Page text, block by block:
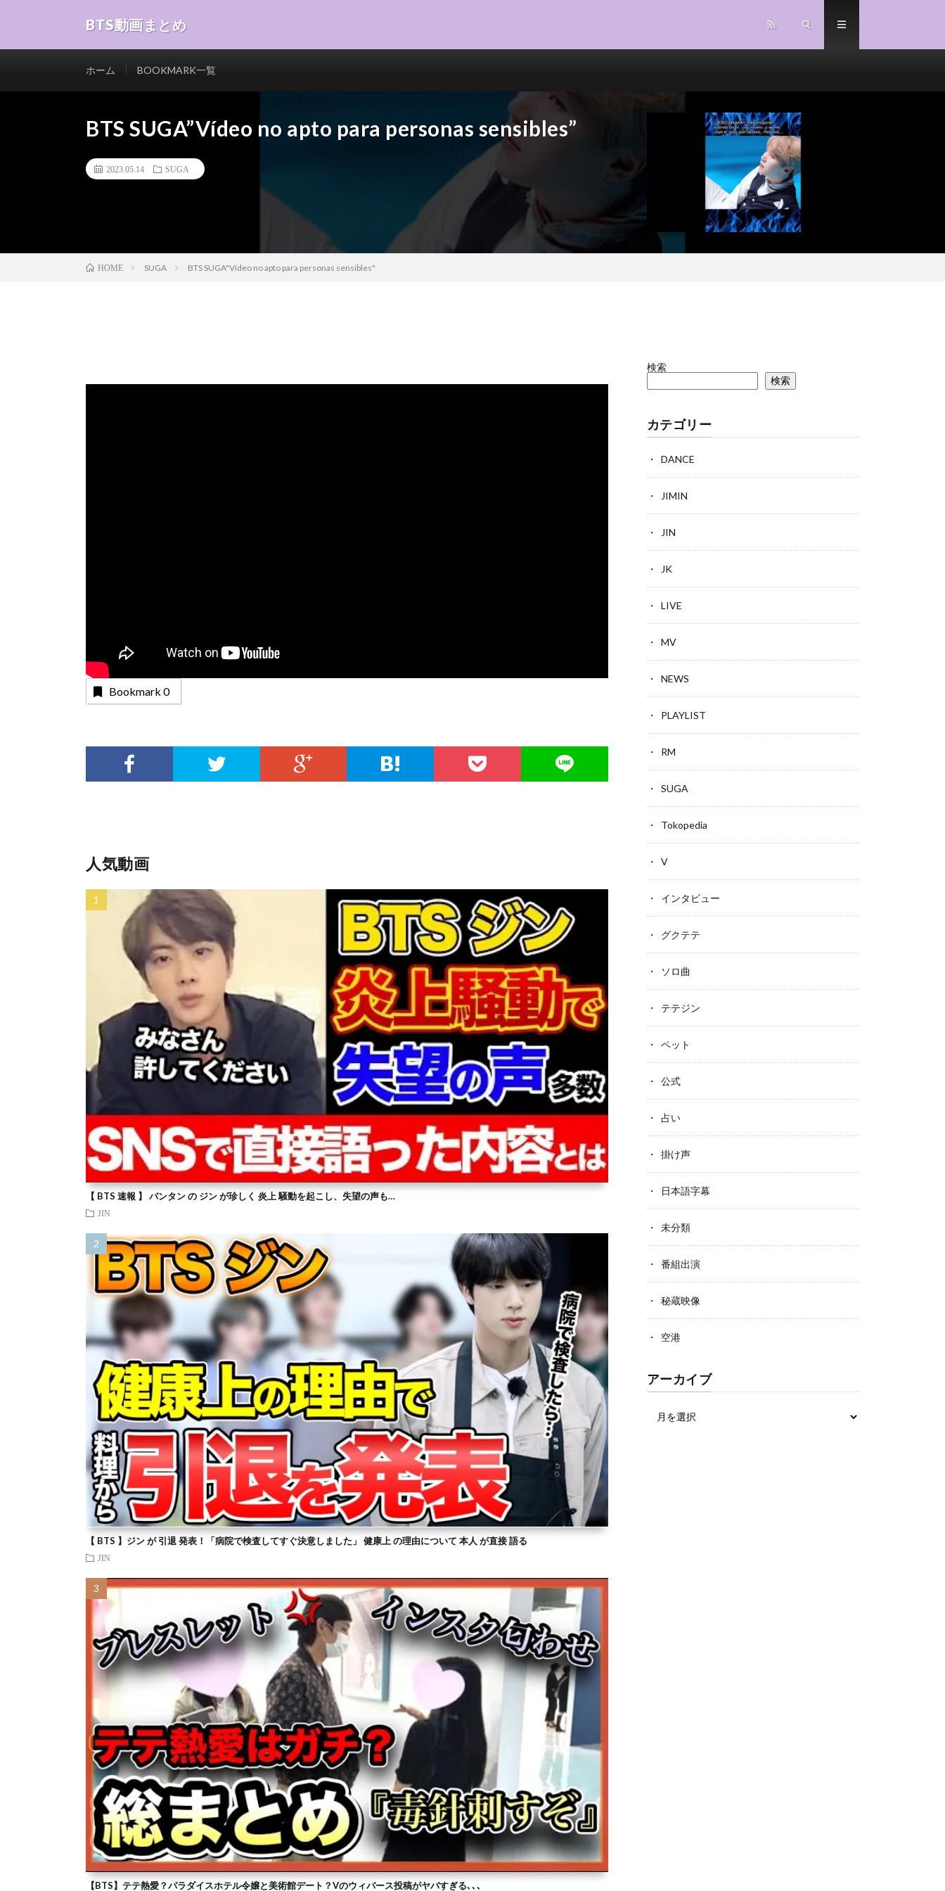
BTS動画まとめ
ホーム BOOKMARK一覧
BTS SUGA”Vídeo no apto para personas sensibles”
2023.05.14 SUGA
HOME SUGA BTS SUGA"Vídeo no apto para personas sensibles"
Bookmark 0
人気動画
【 BTS 速報 】 バンタン の ジン が珍しく 炎上 騒動を起こし、失望の声も…
JIN
【 BTS 】ジン が 引退 発表！「病院で検査してすぐ決意しました」 健康上 の理由について 本人 が直接 語る
JIN
【BTS】テテ熱愛？パラダイスホテル令嬢と美術館デート？Vのウィバース投稿がヤバすぎる､､､
検索
検索
カテゴリー
DANCE
JIMIN
JIN
JK
LIVE
MV
NEWS
PLAYLIST
RM
SUGA
Tokopedia
V
インタビュー
グクテテ
ソロ曲
テテジン
ペット
公式
占い
掛け声
日本語字幕
未分類
番組出演
秘蔵映像
空港
アーカイブ